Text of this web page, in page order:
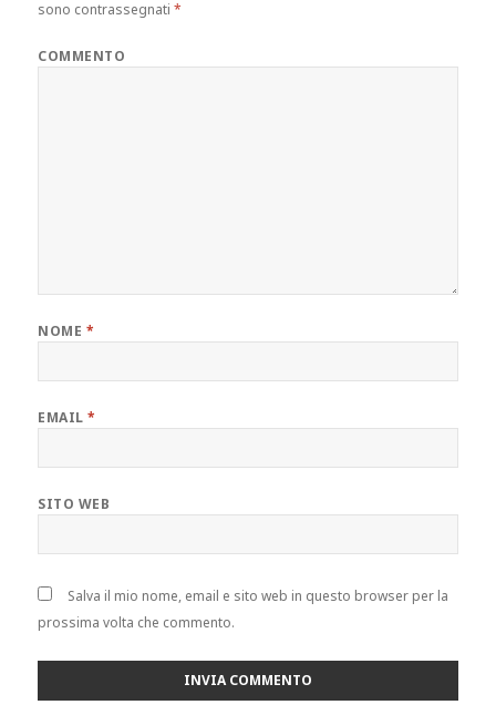
sono contrassegnati*
COMMENTO
NOME *
EMAIL*
SITO WEB
Salva il mio nome, email e sito web in questo browser per la
prossima volta che commento.